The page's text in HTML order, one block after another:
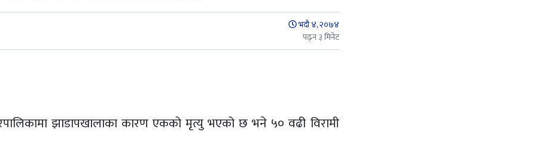
भदौ ४, २०७४
पढ्न ३ मिनेट
झाडापखालाका कारण एकको मृत्यु भएको छ भने ५० वढी विरामी